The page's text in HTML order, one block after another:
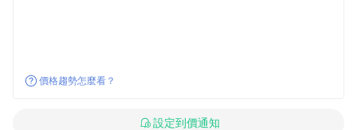
價格趨勢怎麼看？
設定到價通知